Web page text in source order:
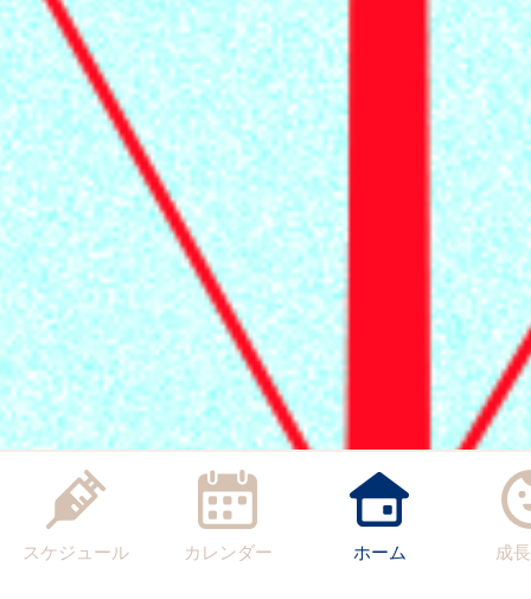
スケジュール カレンダー ホーム 成